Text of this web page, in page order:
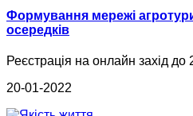
Формування мережі
осередків
Реєстрація на онлайн захід до
20-01-2022